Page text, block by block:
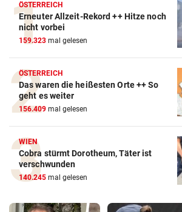
ÖSTERREICH
Erneuter Allzeit-Rekord ++ Hitze noch
nicht vorbei
159.323 mal gelesen
ÖSTERREICH
Das waren die heißesten Orte ++ So
geht es weiter
156.409 mal gelesen
WIEN
Cobra stürmt Dorotheum, Täter ist
verschwunden
140.245 mal gelesen